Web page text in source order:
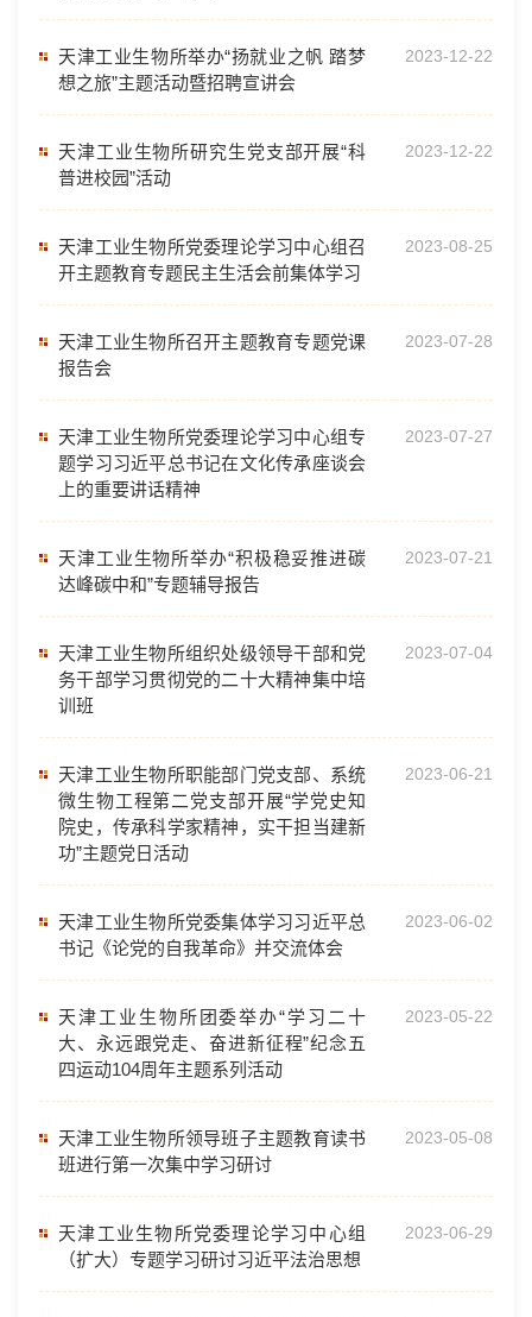
天津工业生物所举办“扬就业之帆 踏梦
想之旅”主题活动暨招聘宣讲会
2023-12-22
天津工业生物所研究生党支部开展“科
普进校园”活动
2023-12-22
天津工业生物所党委理论学习中心组召
开主题教育专题民主生活会前集体学习
2023-08-25
天津工业生物所召开主题教育专题党课
报告会
2023-07-28
天津工业生物所党委理论学习中心组专
题学习习近平总书记在文化传承座谈会
上的重要讲话精神
2023-07-27
天津工业生物所举办“积极稳妥推进碳
达峰碳中和”专题辅导报告
2023-07-21
天津工业生物所组织处级领导干部和党
务干部学习贯彻党的二十大精神集中培
训班
2023-07-04
天津工业生物所职能部门党支部、系统
微生物工程第二党支部开展“学党史知
院史，传承科学家精神，实干担当建新
功”主题党日活动
2023-06-21
天津工业生物所党委集体学习习近平总
书记《论党的自我革命》并交流体会
2023-06-02
天津工业生物所团委举办“学习二十
大、永远跟党走、奋进新征程”纪念五
四运动104周年主题系列活动
2023-05-22
天津工业生物所领导班子主题教育读书
班进行第一次集中学习研讨
2023-05-08
天津工业生物所党委理论学习中心组
（扩大）专题学习研讨习近平法治思想
2023-06-29